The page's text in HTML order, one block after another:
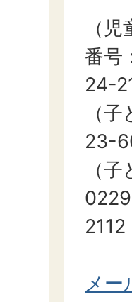
（
番号
24-
（
23-
（
2112
メー